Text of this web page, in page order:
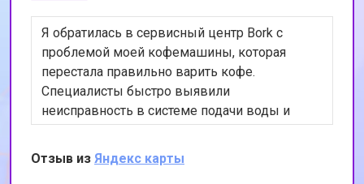
Я обратилась в сервисный центр Bork с
проблемой моей кофемашины, которая
перестала правильно варить кофе.
Специалисты быстро выявили
неисправность в системе подачи воды и
устранили её. Теперь моя кофемашина
работает как новая. Я очень довольна
качеством обслуживания и
Отзыв из Яндекс карты